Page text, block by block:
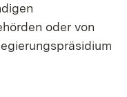
oder von